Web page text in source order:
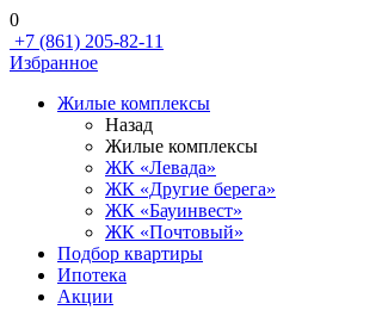
0
+7 (861) 205-82-11
Избранное
Жилые комплексы
Назад
Жилые комплексы
ЖК «Левада»
ЖК «Другие берега»
ЖК «Бауинвест»
ЖК «Почтовый»
Подбор квартиры
Ипотека
Акции